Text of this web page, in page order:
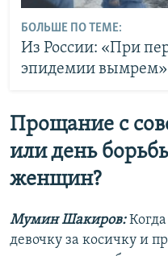
БОЛЬШЕ ПО ТЕМЕ:
Из России: «При
эпидемии вымрем»
Прощание с
или день
женщин?
Мумин Шакиров:
девочку за косичку и